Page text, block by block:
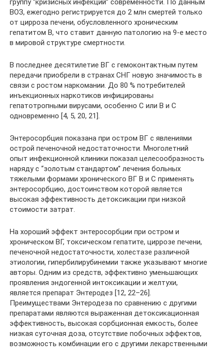
ВОЗ, ежегодно регистрируется до 2 млн смертей только
от цирроза печени, обусловленного хроническим
гепатитом В, что ставит данную патологию на 9-е место
в мировой структуре смертности.
В последнее десятилетие ВГ с гемоконтактным путем
передачи приобрели в странах СНГ новую значимость в
связи с ростом наркомании. До 80 % потребителей
инъекционных наркотиков инфицированы
гепатотропными вирусами, особенно С или В и С
одновременно [4, 5, 20, 21].
Энтеросорбция показана при остром ВГ с явлениями
острой печеночной недостаточности. Многолетний
опыт инфекционной клиники показал целесообразность
наряду с “золотым стандартом” лечения больных
тяжелыми формами хронического ВГ В и С применять
энтеросорбцию, достоинством которой является
высокая эффективность детоксикации при низкой
стоимости затрат.
На хороший эффект энтеросорбции при остром и
хроническом ВГ, токсическом гепатите, циррозе печени,
печеночной недостаточности, холестазе различной
этиологии, гипербилирубинемии также указывают многие
авторы. Одним из средств, эффективно уменьшающих
проявления эндогенной интоксикации и желтухи,
является препарат Энтеродез [12, 22–26].
Преимуществами Энтеродеза по сравнению с другими
препаратами являются выраженная детоксикационная
эффективность, высокая сорбционная емкость, более
низкая суточная доза, отсутствие побочных эффектов,
возможность комбинации его с другими лекарственными